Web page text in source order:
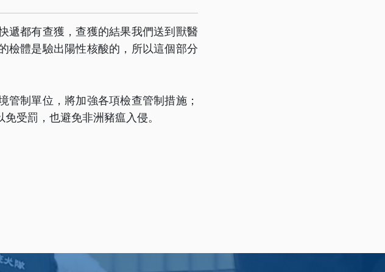
遞都有查獲，查獲的結果我們送到獸醫
檢體是驗出陽性核酸的，所以這個部分
制單位，將加強各項檢查管制措施；
受罰，也避免非洲豬瘟入侵。